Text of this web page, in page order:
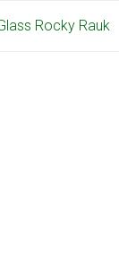
Rocky Rauk